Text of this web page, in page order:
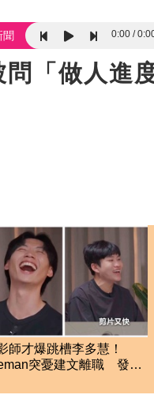
聞 0:00
問「做人進
師才爆跳槽李多慧！
突憂建文離職 發聲